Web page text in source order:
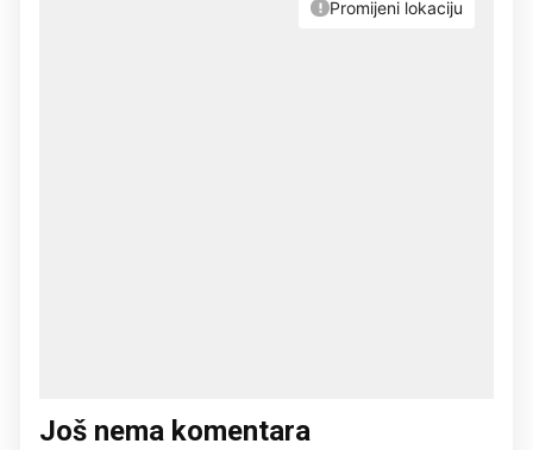
Još nema komentara